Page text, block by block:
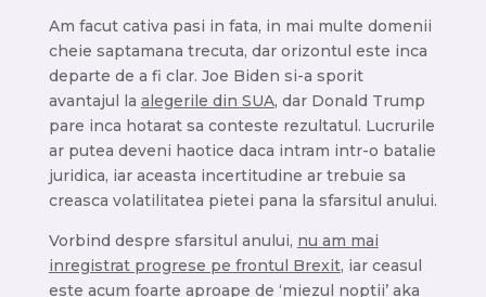
Am facut cativa pasi in fata, in mai multe domenii
cheie saptamana trecuta, dar orizontul este inca
departe de a fi clar. Joe Biden si-a sporit
avantajul la alegerile din SUA, dar Donald Trump
pare inca hotarat sa conteste rezultatul. Lucrurile
ar putea deveni haotice daca intram intr-o batalie
juridica, iar aceasta incertitudine ar trebuie sa
creasca volatilitatea pietei pana la sfarsitul anului.
Vorbind despre sfarsitul anului, nu am mai
inregistrat progrese pe frontul Brexit, iar ceasul
este acum foarte aproape de ‘miezul noptii’ aka